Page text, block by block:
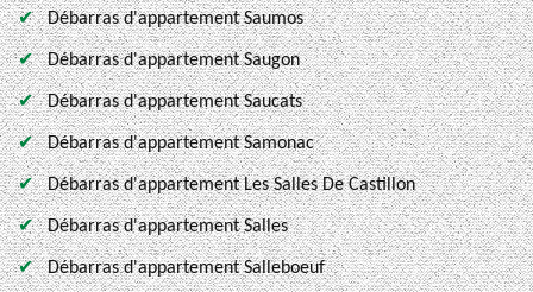
Débarras d'appartement Saumos
Débarras d'appartement Saugon
Débarras d'appartement Saucats
Débarras d'appartement Samonac
Débarras d'appartement Les Salles De Castillon
Débarras d'appartement Salles
Débarras d'appartement Salleboeuf